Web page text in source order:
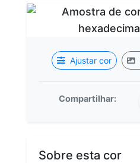
Ajustar cor
Compartilhar:
Sobre esta cor